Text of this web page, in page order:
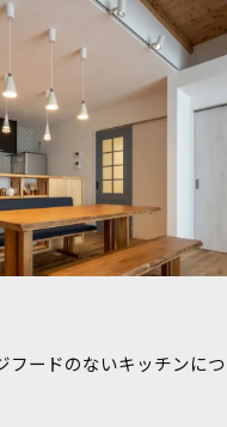
フードのないキッチンに